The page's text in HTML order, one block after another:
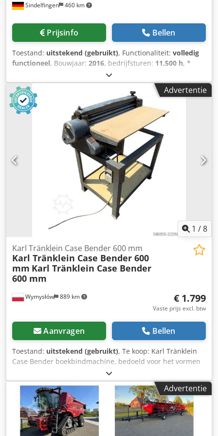
Sindelfingen 460 km
Prijsinfo Bellen
Toestand: uitstekend (gebruikt), Functionaliteit: volledig
functioneel, Bouwjaar: 2016, bedrijfsturen: 11.500 h, *
11.500 bedrijfsuren * Bedrijfsgewicht 15.700 kg *
Motorvermogen 77 kW * Roadliner * hydraulische
snelwissel * airconditioning Dedpey Rm H Eefx AbijkrAdvertentie
1 /8
Wymysłów 889 km
Karl Tränklein Case Bender 600 mm
Karl Tränklein Case Bender 600
mm Karl Tränklein Case Bender
600 mm
€ 1.799
Vaste prijs excl. btw
Aanvragen Bellen
Toestand: uitstekend (gebruikt), Te koop: Karl Tränklein
Case Bender boekbindmachine, bedoeld voor het vormen
en buigen van ruggen van harde boekomslagen. Het
apparaat geeft omslagen de juiste radius, waardoor deze
perfect aansluiten op het boekblok. De machine is
uitgerust met verstelbare rollen waarmee deze kan
worden aangepast aan verschillende omslagdiktes. De
robuuste gietijzeren constructie zorgt voor hoge precisie
en jarenlang gebruik. Technische gegevens: Fabrikant: Karl
Advertentie